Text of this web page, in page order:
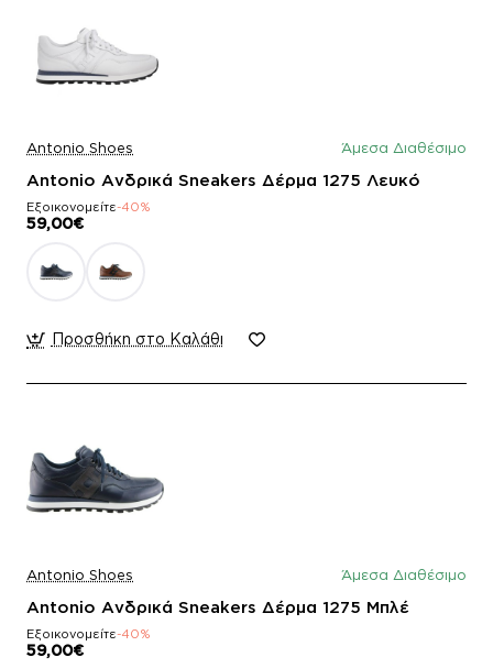
Antonio Shoes Άμεσα Διαθέσιμο
Antonio Ανδρικά Sneakers Δέρμα 1275 Λευκό
Εξοικονομείτε-40%
59,00€
Προσθήκη στο Καλάθι
Antonio Shoes Άμεσα Διαθέσιμο
Antonio Ανδρικά Sneakers Δέρμα 1275 Μπλέ
Εξοικονομείτε-40%
59,00€